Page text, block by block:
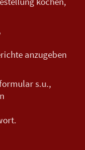
anzugeben
s.u.,